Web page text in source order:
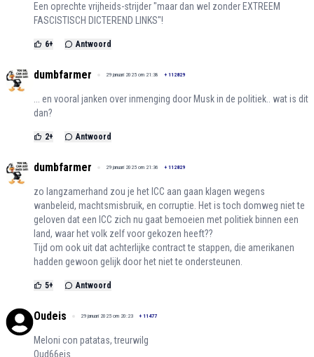
Een oprechte vrijheids-strijder "maar dan wel zonder EXTREEM
FASCISTISCH DICTEREND LINKS"!
6+ Antwoord
dumbfarmer 29 januari 2025 om 21:38 + 112829
... en vooral janken over inmenging door Musk in de politiek.. wat is dit
dan?
2+ Antwoord
dumbfarmer 29 januari 2025 om 21:36 + 112829
zo langzamerhand zou je het ICC aan gaan klagen wegens
wanbeleid, machtsmisbruik, en corruptie. Het is toch domweg niet te
geloven dat een ICC zich nu gaat bemoeien met politiek binnen een
land, waar het volk zelf voor gekozen heeft??
Tijd om ook uit dat achterlijke contract te stappen, die amerikanen
hadden gewoon gelijk door het niet te ondersteunen.
5+ Antwoord
Oudeis 29 januari 2025 om 20:23 + 11477
Meloni con patatas, treurwilg
Oud66eis